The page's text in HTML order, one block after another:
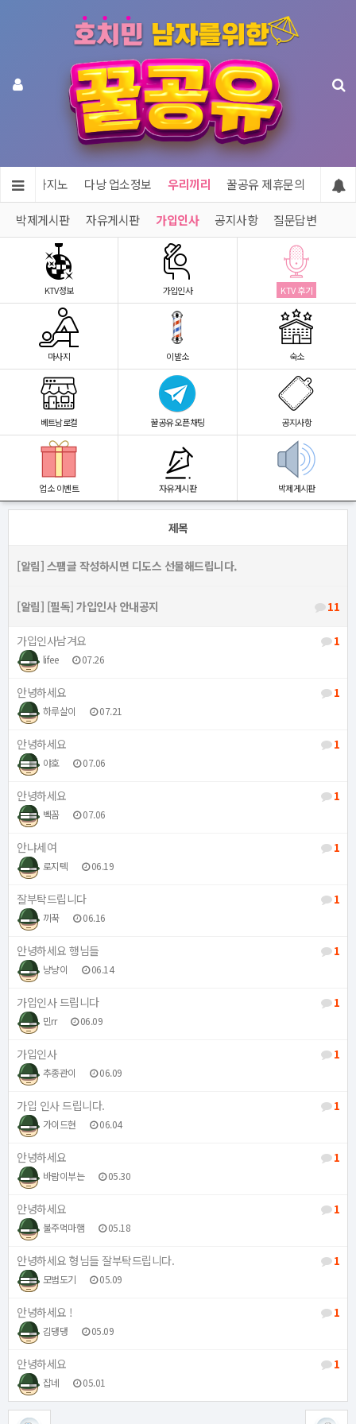
어 & 카지노 다낭 업소정보 우리끼리 꿀공유 제휴문의
박제게시판 자유게시판 가입인사 공지사항 질문답변
KTV정보 가입인사 KTV 후기
마사지 이발소 숙소
베트남로컬 꿀공유 오픈채팅 공지사항
업소 이벤트 자유게시판 박제게시판
제목
[알림] 스팸글 작성하시면 디도스 선물해드립니다.
11
[알림] [필독] 가입인사 안내공지
1
가입인사남겨요
lifee 07.26
1
안녕하세요
하루살이 07.21
1
안녕하세요
야호 07.06
1
안녕하세요
벡꼼 07.06
1
안냐세여
로지텍 06.19
1
잘부탁드립니다
끼꾹 06.16
1
안녕하세요 행님들
냥냥이 06.14
1
가입인사 드립니다
민rr 06.09
1
가입인사
추종관이 06.09
1
가입 인사 드립니다.
가이드현 06.04
1
안녕하세요
바람이부는 05.30
1
안녕하세요
불주먹마햄 05.18
1
안녕하세요 형님들 잘부탁드립니다.
모범도기 05.09
1
안녕하세요 !
김댕댕 05.09
1
안녕하세요
잡네 05.01